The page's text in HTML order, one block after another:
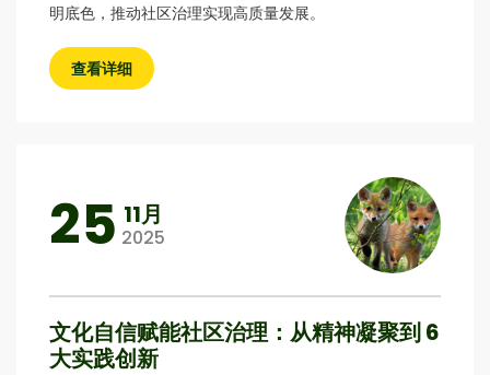
明底色，推动社区治理实现高质量发展。
查看详细
25 11月
2025
文化自信赋能社区治理：从精神凝聚到 6
大实践创新